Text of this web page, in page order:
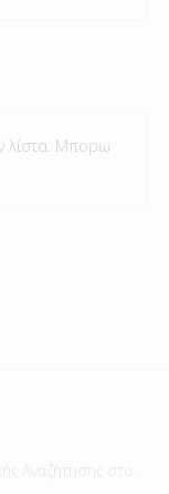
λίστα. Μπορω
στο SEO